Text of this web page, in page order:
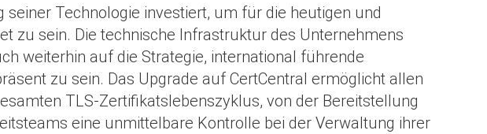
Technologie investiert, um für die heutigen und
zu sein. Die technische Infrastruktur des Unternehmens
weiterhin auf die Strategie, international führende
zu sein. Das Upgrade auf CertCentral ermöglicht allen
TLS-Zertifikatslebenszyklus, von der Bereitstellung
eine unmittelbare Kontrolle bei der Verwaltung ihrer